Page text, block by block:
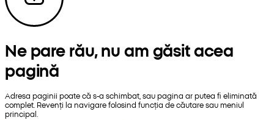
Ne pare rău, nu am găsit acea
pagină
Adresa paginii poate că s-a schimbat, sau pagina ar putea fi eliminată
complet. Revenți la navigare folosind funcția de căutare sau meniul
principal.